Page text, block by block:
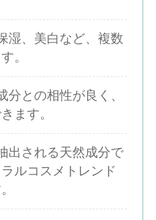
湿、美白など、複数
。
分との相性が良く、
ます。
出される天然成分で
ルコスメトレンド